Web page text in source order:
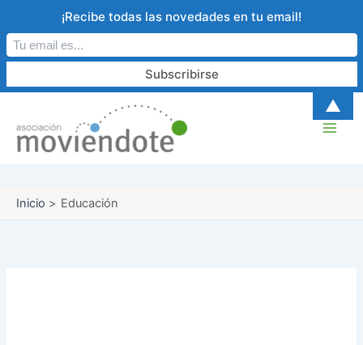
contenido
Inicio Educación
s
c
o
¡Recibe todas las novedades en tu email!
▲